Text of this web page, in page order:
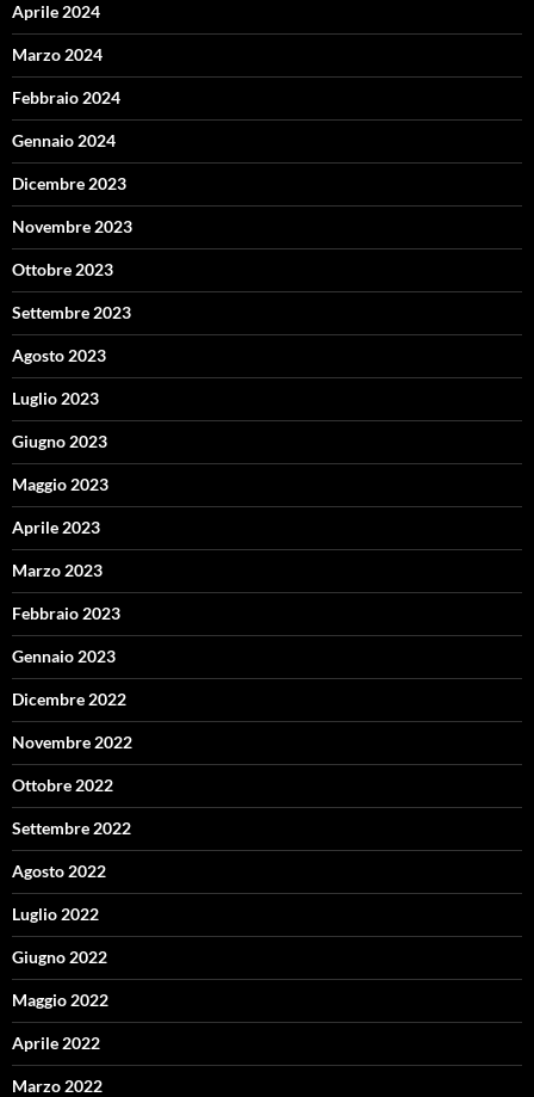
Aprile 2024
Marzo 2024
Febbraio 2024
Gennaio 2024
Dicembre 2023
Novembre 2023
Ottobre 2023
Settembre 2023
Agosto 2023
Luglio 2023
Giugno 2023
Maggio 2023
Aprile 2023
Marzo 2023
Febbraio 2023
Gennaio 2023
Dicembre 2022
Novembre 2022
Ottobre 2022
Settembre 2022
Agosto 2022
Luglio 2022
Giugno 2022
Maggio 2022
Aprile 2022
Marzo 2022